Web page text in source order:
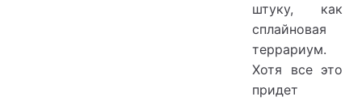
штуку, как
сплайновая
террариум.
Хотя все это
придет